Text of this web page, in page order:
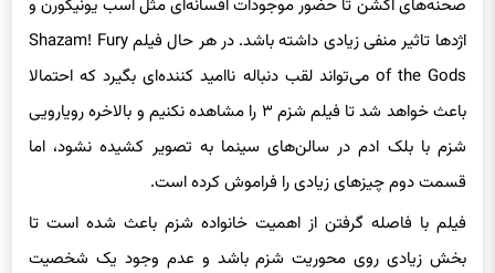
صحنه‌های اکشن تا حضور موجودات افسانه‌ای مثل اسب یونیکورن و
اژدها تاثیر منفی زیادی داشته باشد. در هر حال فیلم Shazam! Fury
of the Gods می‌تواند لقب دنباله ناامید کننده‌ای بگیرد که احتمالا
باعث خواهد شد تا فیلم شزم ۳ را مشاهده نکنیم و بالاخره رویارویی
شزم با بلک ادم در سالن‌های سینما به تصویر کشیده نشود، اما
قسمت دوم چیزهای زیادی را فراموش کرده است.
فیلم با فاصله گرفتن از اهمیت خانواده شزم باعث شده است تا
بخش زیادی روی محوریت شزم باشد و عدم وجود یک شخصیت